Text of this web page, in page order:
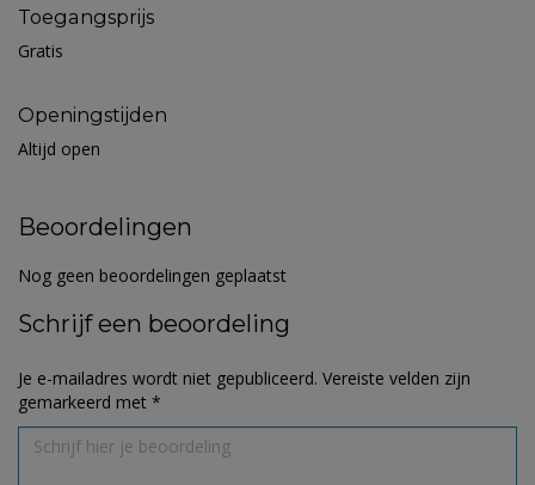
Toegangsprijs
Gratis
Openingstijden
Altijd open
Beoordelingen
Nog geen beoordelingen geplaatst
Schrijf een beoordeling
Je e-mailadres wordt niet gepubliceerd. Vereiste velden zijn
gemarkeerd met *